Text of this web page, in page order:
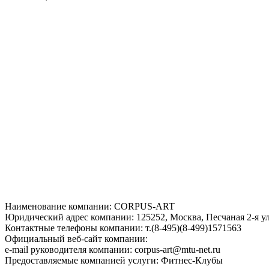
Наименование компании: CORPUS-ART
Юридический адрес компании: 125252, Москва, Песчаная 2-я
Контактные телефоны компании: т.(8-495)(8-499)1571563
Официальный веб-сайт компании:
e-mail руководителя компании: corpus-art@mtu-net.ru
Предоставляемые компанией услуги: Фитнес-Клубы